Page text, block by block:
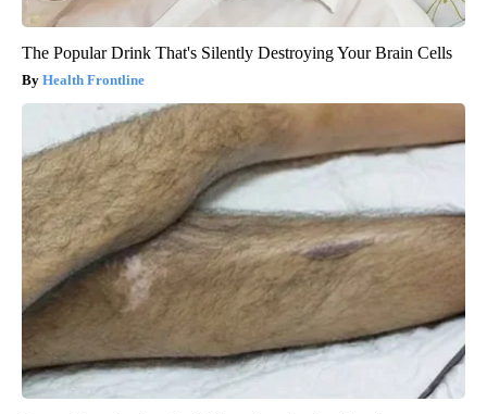
The Popular Drink That's Silently Destroying Your Brain Cells
Health Frontline